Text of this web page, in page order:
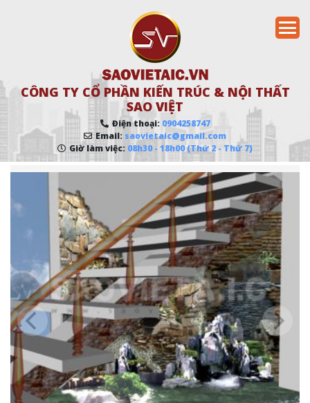
CÔNG TY CỔ PHẦN KIẾN TRÚC & NỘI THẤT
SAO VIỆT
Điện thoại: 0904258747
Email: saovietaic@gmail.com
Giờ làm việc: 08h30 - 18h00 (Thứ 2 - Thứ 7)